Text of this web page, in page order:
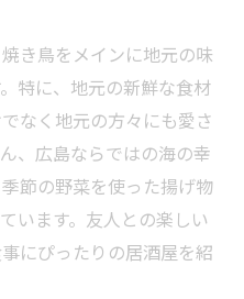
き鳥をメインに地元の味
特に、地元の新鮮な食材
なく地元の方々にも愛さ
、広島ならではの海の幸
節の野菜を使った揚げ物
います。友人との楽しい
にぴったりの居酒屋を紹